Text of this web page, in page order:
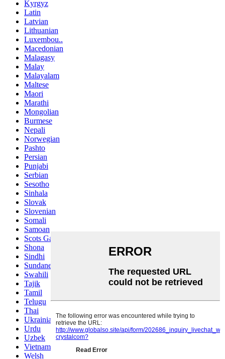
Kyrgyz
Latin
Latvian
Lithuanian
Luxembou..
Macedonian
Malagasy
Malay
Malayalam
Maltese
Maori
Marathi
Mongolian
Burmese
Nepali
Norwegian
Pashto
Persian
Punjabi
Serbian
Sesotho
Sinhala
Slovak
Slovenian
Somali
Samoan
Scots Gaelic
Shona
Sindhi
Sundanese
Swahili
Tajik
Tamil
Telugu
Thai
Ukrainian
Urdu
Uzbek
Vietnamese
Welsh